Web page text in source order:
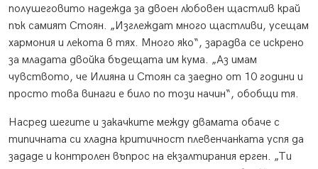
полушеговито надежда за двоен любовен щастлив край
пък самият Стоян. „Изглеждат много щастливи, усещам
хармония и лекота в тях. Много яко“, зарадва се искрено
за младата двойка бъдещата им кума. „Аз имам
чувството, че Илияна и Стоян са заедно от 10 години и
просто това винаги е било по този начин“, обобщи тя.
Насред шегите и закачките между двамата обаче с
типичната си хладна критичност плевенчанката успя да
зададе и контролен въпрос на екзалтирания ерген. „Ти